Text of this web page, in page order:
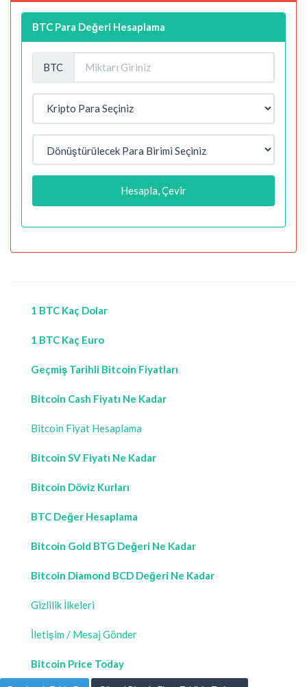
BTC Para Değeri Hesaplama
BTC
Hesapla, Çevir
1 BTC Kaç Dolar
1 BTC Kaç Euro
Geçmiş Tarihli Bitcoin Fiyatları
Bitcoin Cash Fiyatı Ne Kadar
Bitcoin Fiyat Hesaplama
Bitcoin SV Fiyatı Ne Kadar
Bitcoin Döviz Kurları
BTC Değer Hesaplama
Bitcoin Gold BTG Değeri Ne Kadar
Bitcoin Diamond BCD Değeri Ne Kadar
Gizlilik İlkeleri
İletişim / Mesaj Gönder
Bitcoin Price Today